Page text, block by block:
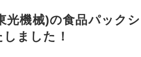
光機械)の食品パック
ました！